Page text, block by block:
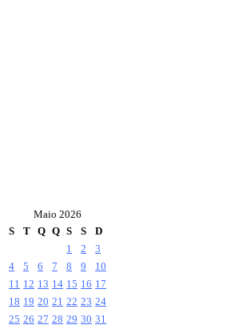
Maio 2026
S
T Q Q S S
D
1
2
3
4
5 6 7 8 9
10
11 12 13 14 15 16 17
18 19 20 21 22 23 24
25 26 27 28 29 30 31